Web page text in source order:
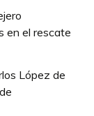
en el rescate
López de